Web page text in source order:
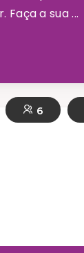
Faça a sua ...
6